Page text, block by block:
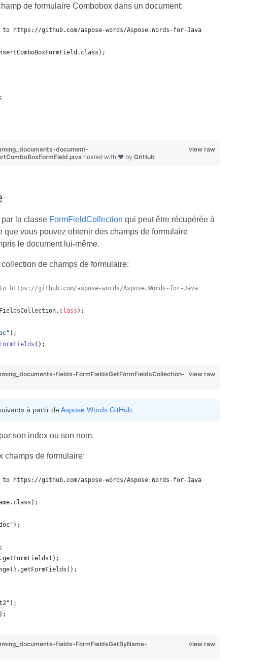
de formulaire Combobox dans un document:
https://github.com/aspose-words/Aspose.Words-for-Java
view raw
document-
hosted with ❤ by GitHub
la classe FormFieldCollection qui peut être récupérée à
que vous pouvez obtenir des champs de formulaire
le document lui-même.
de champs de formulaire:
github.com/aspose-words/Aspose.Words-for-Java
. class );
);
();
view raw
fields-FormFieldsGetFormFieldsCollection-
à partir de Aspose.Words GitHub.
son index ou son nom.
champs de formulaire:
https://github.com/aspose-words/Aspose.Words-for-Java
view raw
fields-FormFieldsGetByName-